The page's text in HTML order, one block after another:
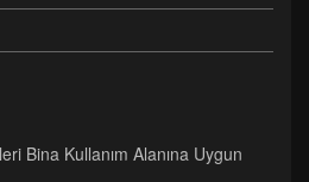
Bina Kullanım Alanına Uygun